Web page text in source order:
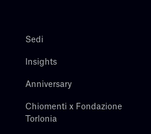
Sedi
Insights
Anniversary
Chiomenti x Fondazione
Torlonia